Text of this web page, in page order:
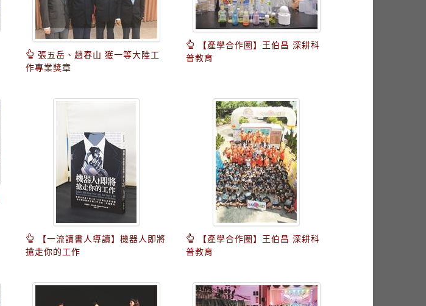
張五岳、趙春山 獲一等大陸工
作專業獎章
【產學合作圈】王伯昌 深耕科
普教育
【一流讀書人導讀】機器人即將
搶走你的工作
【產學合作圈】王伯昌 深耕科
普教育